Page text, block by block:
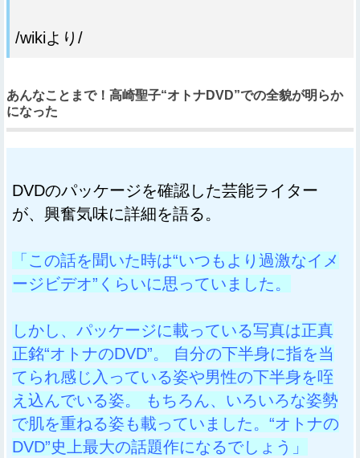
/wikiより/
あんなことまで！高崎聖子“オトナDVD”での全貌が明らか
になった
DVDのパッケージを確認した芸能ライター
が、興奮気味に詳細を語る。
「この話を聞いた時は“いつもより過激なイメ
ージビデオ”くらいに思っていました。
しかし、パッケージに載っている写真は正真
正銘“オトナのDVD”。 自分の下半身に指を当
てられ感じ入っている姿や男性の下半身を咥
え込んでいる姿。 もちろん、いろいろな姿勢
で肌を重ねる姿も載っていました。“オトナの
DVD”史上最大の話題作になるでしょう」